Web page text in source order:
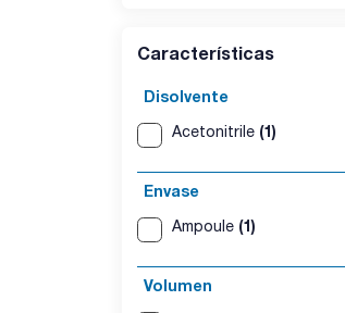
Características
Disolvente
Acetonitrile (1)
Envase
Ampoule (1)
Volumen